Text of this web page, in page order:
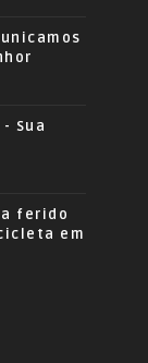
Sua
ferido
em